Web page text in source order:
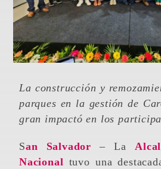
La construcción y remozamiento de más de 200
parques en la gestión de
gran impactó en los
San Salvador – La
Nacional tuvo una